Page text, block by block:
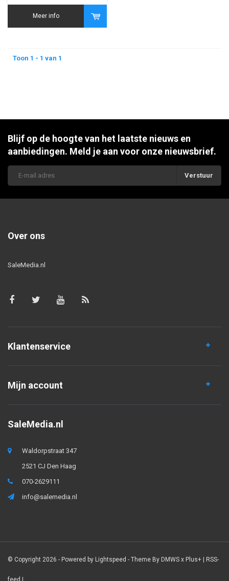
Meer info
Toon 1 - 1 van 1
Blijf op de hoogte van het laatste nieuws en
aanbiedingen. Meld je aan voor onze nieuwsbrief.
Verstuur
Over ons
SaleMedia.nl
Klantenservice
Mijn account
SaleMedia.nl
Waldorpstraat 347
2521 CJ Den Haag
070-2629111
info@salemedia.nl
© Copyright 2026 - Powered by Lightspeed - Theme By DMWS x Plus+ | RSS-
feed |